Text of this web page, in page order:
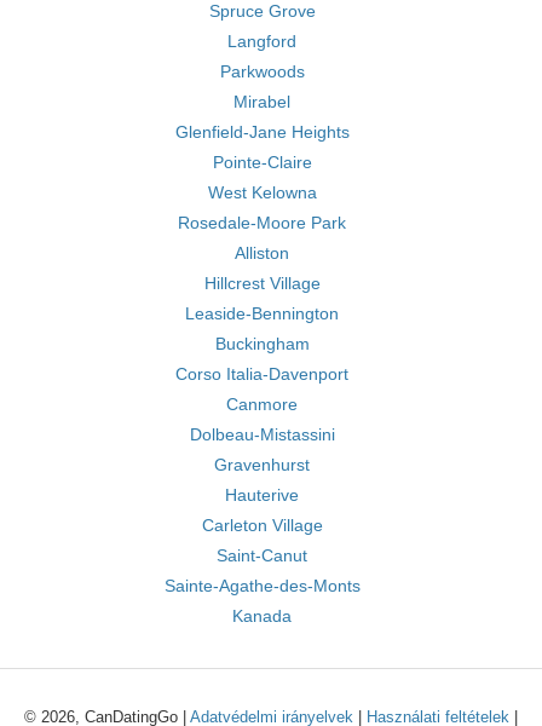
Spruce Grove
Langford
Parkwoods
Mirabel
Glenfield-Jane Heights
Pointe-Claire
West Kelowna
Rosedale-Moore Park
Alliston
Hillcrest Village
Leaside-Bennington
Buckingham
Corso Italia-Davenport
Canmore
Dolbeau-Mistassini
Gravenhurst
Hauterive
Carleton Village
Saint-Canut
Sainte-Agathe-des-Monts
Kanada
© 2026, CanDatingGo | Adatvédelmi irányelvek Használati feltételek